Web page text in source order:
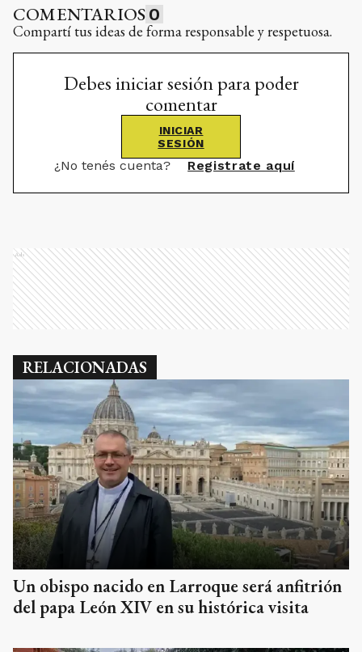
COMENTARIOS 0
Compartí tus ideas de forma responsable y respetuosa.
Debes iniciar sesión para poder
comentar
INICIAR
SESIÓN
¿No tenés cuenta? Registrate aquí
Ads
RELACIONADAS
Un obispo nacido en Larroque será anfitrión
del papa León XIV en su histórica visita